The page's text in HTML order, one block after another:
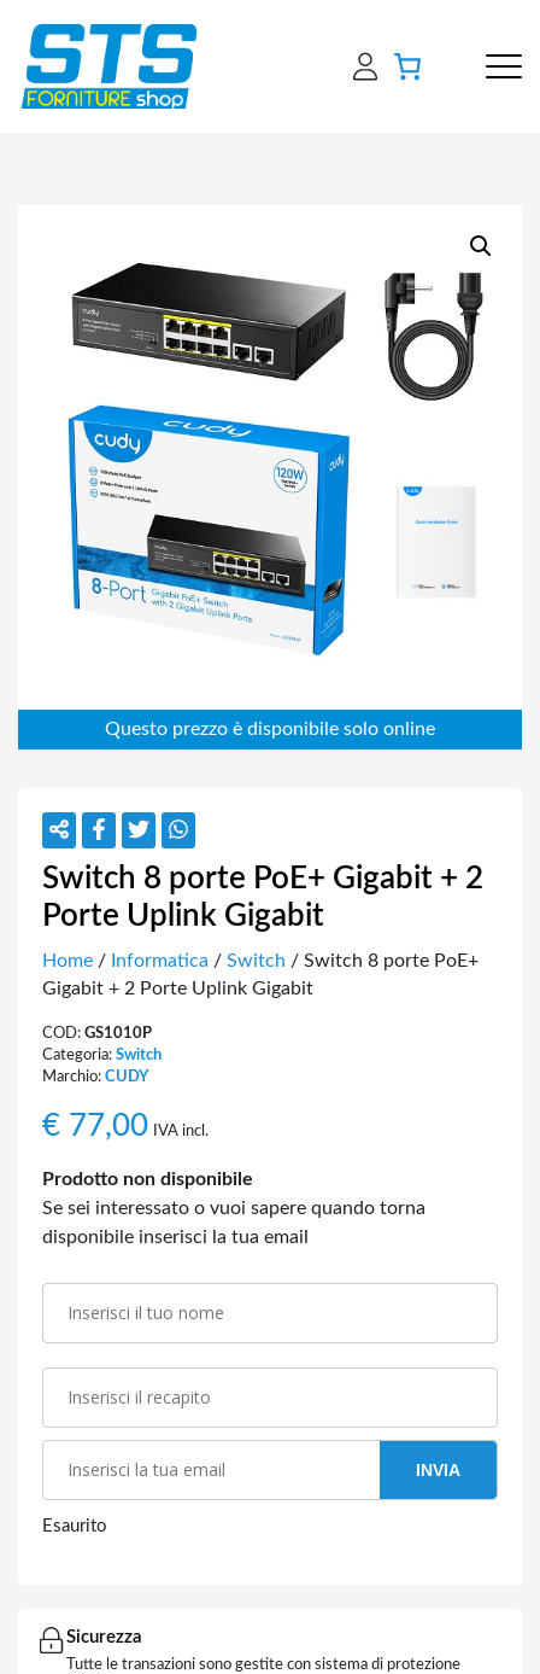
Switch 8 porte PoE+ Gigabit + 2
Porte Uplink Gigabit
Home / Informatica / Switch / Switch 8 porte PoE+
Gigabit + 2 Porte Uplink Gigabit
COD: GS1010P
Categoria: Switch
Marchio: CUDY
€ 77,00 IVA incl.
Prodotto non disponibile
Se sei interessato o vuoi sapere quando torna
disponibile inserisci la tua email
INVIA
Esaurito
Sicurezza
Tutte le transazioni sono gestite con sistema di protezione